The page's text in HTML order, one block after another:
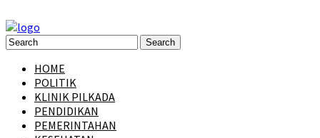
HOME
POLITIK
KLINIK PILKADA
PENDIDIKAN
PEMERINTAHAN